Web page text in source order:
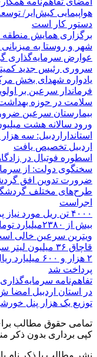
هواپیمایی کیش‌ایر/
دستور کار است
برگزاری همایش منطقه
شهر و روستا به
عوارض سرمایه‌گذاری
سروری رئیس جدید
یادواره شهدای بخش
فرماندار سرعین بر
سلامت در حوزه
بیمارستان سرعین
ورود سالانه هشت
اردبیل تخصیص یافت
اسطوره فوتبال در
سخنگوی دولت: از
ضرورت تدوین افق
طرح‌های مختلف
اجراست
۴۰۰۰ تن ریل مورد
بیش از ۲۳۸۰میلیارد تومان اعتبار در ۸ ماه گذشته
ویترین سرعین خالی
قاچاق ۳۶ میلیون لیتر سوخت در مشگین‌شهر متوقف شد
۲ هزار و ۶۰۰‌
پرداخت شد
در استان اردبیل امضا
توزیع یک هزار پنل
تمامی حقوق مطالب
کپی برداری بدون ذکر
نشر مطالب با ذکر نام